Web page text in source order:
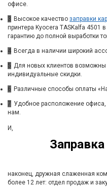
офисе.
3 Высокое качество заправки
принтера Kyocera TASKalfa 4501
гарантию до полной выработки
4 Всегда в наличии широкий
5 Для новых клиентов
индивидуальные скидки.
6 Различные способы оплаты
7 Удобное расположение офиса,
нам.
Заправка
И,
наконец, дружная слаженная
более 12 лет: отдел продаж и